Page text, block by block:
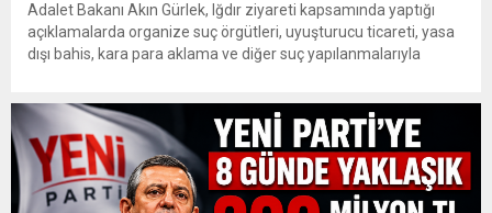
Adalet Bakanı Akın Gürlek, Iğdır ziyareti kapsamında yaptığı
açıklamalarda organize suç örgütleri, uyuşturucu ticareti, yasa
dışı bahis, kara para aklama ve diğer suç yapılanmalarıyla
kullanıldığını belirterek, “Biz artık suç örgütleri ve illegal
yapılanmaların bir adım...